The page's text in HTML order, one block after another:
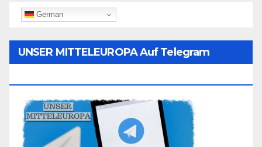
German
UNSER MITTELEUROPA Auf Telegram